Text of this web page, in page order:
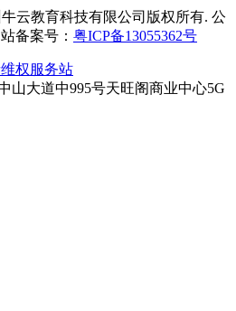
牛云教育科技有限公司版权所有. 公
备案号： 粤ICP备13055362号
权服务站
山大道中995号天旺阁商业中心5G